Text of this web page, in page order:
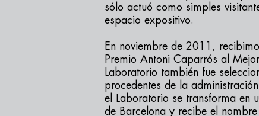
sólo actuó como simples
espacio expositivo.
En noviembre de 2011,
Premio Antoni Caparrós al
Laboratorio también fue
procedentes de la
el Laboratorio se transforma en
de Barcelona y recibe el